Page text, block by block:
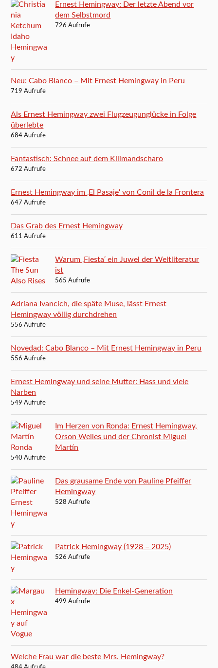
Ernest Hemingway: Der letzte Abend vor
dem Selbstmord
726 Aufrufe
Neu: Cabo Blanco – Mit Ernest Hemingway in Peru
719 Aufrufe
Als Ernest Hemingway zwei Flugzeugunglücke in Folge
überlebte
684 Aufrufe
Fantastisch: Schnee auf dem Kilimandscharo
672 Aufrufe
Ernest Hemingway im ‚El Pasaje‘ von Conil de la Frontera
647 Aufrufe
Das Grab des Ernest Hemingway
611 Aufrufe
Warum ‚Fiesta‘ ein Juwel der Weltliteratur
ist
565 Aufrufe
Adriana Ivancich, die späte Muse, lässt Ernest
Hemingway völlig durchdrehen
556 Aufrufe
Novedad: Cabo Blanco – Mit Ernest Hemingway in Peru
556 Aufrufe
Ernest Hemingway und seine Mutter: Hass und viele
Narben
549 Aufrufe
Im Herzen von Ronda: Ernest Hemingway,
Orson Welles und der Chronist Miguel
Martín
540 Aufrufe
Das grausame Ende von Pauline Pfeiffer
Hemingway
528 Aufrufe
Patrick Hemingway (1928 – 2025)
526 Aufrufe
Hemingway: Die Enkel-Generation
499 Aufrufe
Welche Frau war die beste Mrs. Hemingway?